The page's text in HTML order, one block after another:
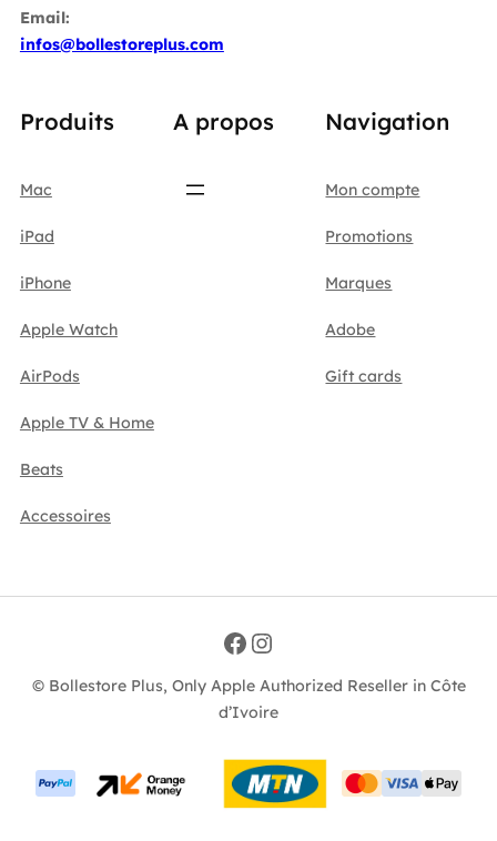
Email:
infos@bollestoreplus.com
Produits
Mac
iPad
iPhone
Apple Watch
AirPods
Apple TV & Home
Beats
Accessoires
A propos Navigation
Mon compte
Promotions
Marques
Adobe
Gift cards
Facebook Instagram
© Bollestore Plus, Only Apple Authorized Reseller in Côte
d’Ivoire